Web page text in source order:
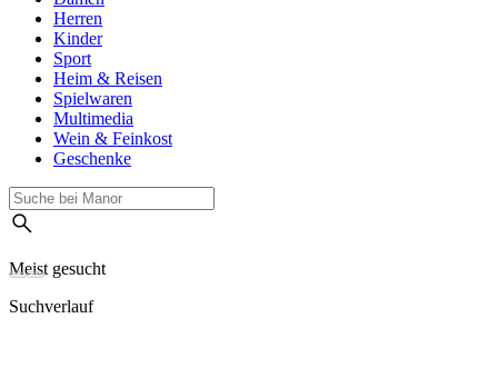
Herren
Kinder
Sport
Heim & Reisen
Spielwaren
Multimedia
Wein & Feinkost
Geschenke
Meist gesucht
Suchverlauf